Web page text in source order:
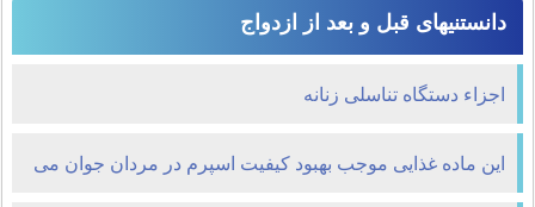
دانستنیهای قبل و بعد از ازدواج
اجزاء دستگاه تناسلی زنانه
این ماده غذایی موجب بهبود کیفیت اسپرم در مردان جوان می